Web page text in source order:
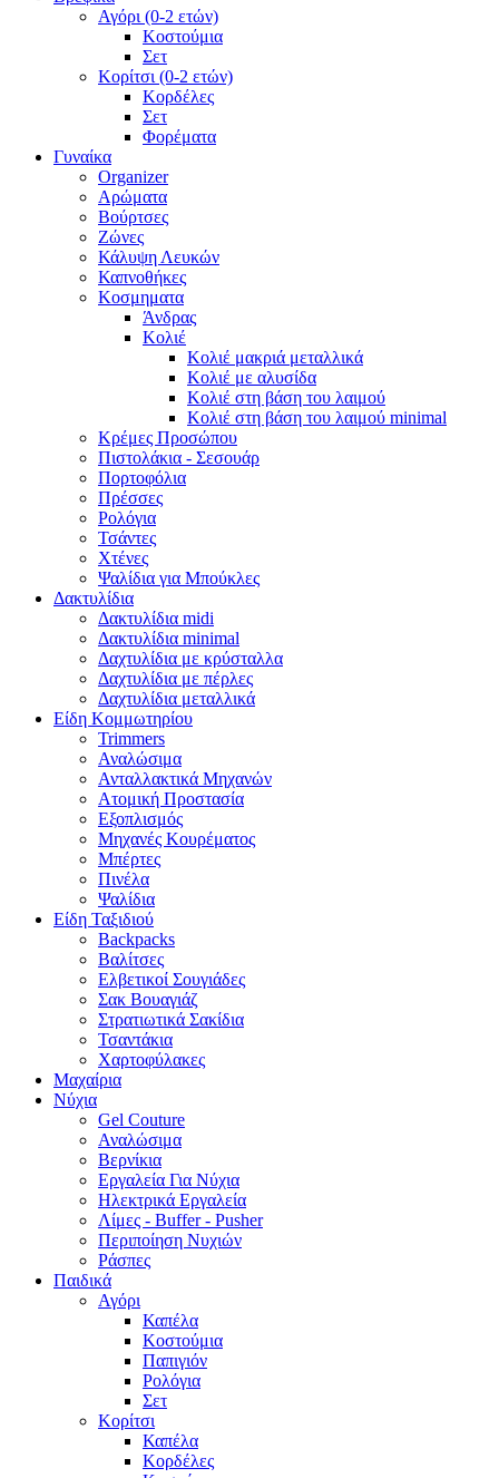
Αγόρι (0-2 ετών)
Κοστούμια
Σετ
Κορίτσι (0-2 ετών)
Κορδέλες
Σετ
Φορέματα
Γυναίκα
Organizer
Αρώματα
Βούρτσες
Ζώνες
Κάλυψη Λευκών
Καπνοθήκες
Κοσμηματα
Άνδρας
Κολιέ
Κολιέ μακριά μεταλλικά
Κολιέ με αλυσίδα
Κολιέ στη βάση του λαιμού
Κολιέ στη βάση του λαιμού minimal
Κρέμες Προσώπου
Πιστολάκια - Σεσουάρ
Πορτοφόλια
Πρέσσες
Ρολόγια
Τσάντες
Χτένες
Ψαλίδια για Μπούκλες
Δακτυλίδια
Δακτυλίδια midi
Δακτυλίδια minimal
Δαχτυλίδια με κρύσταλλα
Δαχτυλίδια με πέρλες
Δαχτυλίδια μεταλλικά
Είδη Κομμωτηρίου
Trimmers
Αναλώσιμα
Ανταλλακτικά Μηχανών
Ατομική Προστασία
Εξοπλισμός
Μηχανές Κουρέματος
Μπέρτες
Πινέλα
Ψαλίδια
Είδη Ταξιδιού
Backpacks
Βαλίτσες
Ελβετικοί Σουγιάδες
Σακ Βουαγιάζ
Στρατιωτικά Σακίδια
Τσαντάκια
Χαρτοφύλακες
Μαχαίρια
Νύχια
Gel Couture
Αναλώσιμα
Βερνίκια
Εργαλεία Για Νύχια
Ηλεκτρικά Εργαλεία
Λίμες - Buffer - Pusher
Περιποίηση Νυχιών
Ράσπες
Παιδικά
Αγόρι
Καπέλα
Κοστούμια
Παπιγιόν
Ρολόγια
Σετ
Κορίτσι
Καπέλα
Κορδέλες